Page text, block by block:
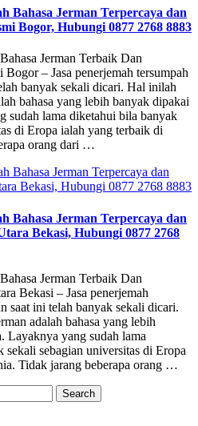
Bahasa Jerman Terpercaya dan
Bogor, Hubungi 0877 2768 8883
Jerman Terbaik Dan
– Jasa penerjemah tersumpah
banyak sekali dicari. Hal inilah
bahasa yang lebih banyak dipakai
sudah lama diketahui bila banyak
di Eropa ialah yang terbaik di
orang dari …
Bahasa Jerman Terpercaya dan
Bekasi, Hubungi 0877 2768
Jerman Terbaik Dan
Bekasi – Jasa penerjemah
saat ini telah banyak sekali dicari.
adalah bahasa yang lebih
Layaknya yang sudah lama
sekali sebagian universitas di Eropa
Tidak jarang beberapa orang …